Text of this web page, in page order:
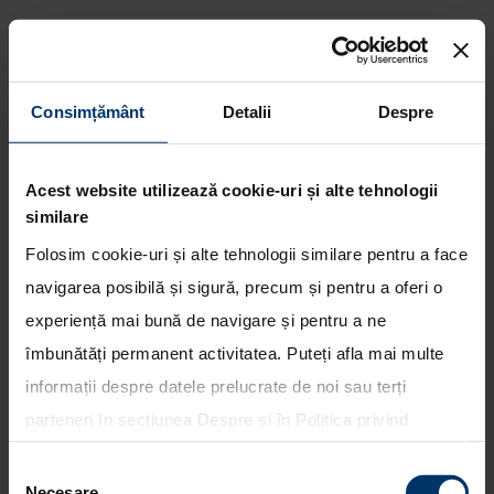
Consimțământ Detalii Despre
Acest website utilizează cookie-uri și alte tehnologii
similare
Folosim cookie-uri și alte tehnologii similare pentru a face
navigarea posibilă și sigură, precum și pentru a oferi o
experiență mai bună de navigare și pentru a ne
îmbunătăți permanent activitatea. Puteți afla mai multe
informații despre datele prelucrate de noi sau terți
parteneri în secțiunea Despre și în Politica privind
toate cookie-urile, una sau mai multe categorii sau să
Hyundai IONIQ 6 a castigat
„World Car of the Year”, „World
Electric Vehicle” si „World Car
Design of the Year”